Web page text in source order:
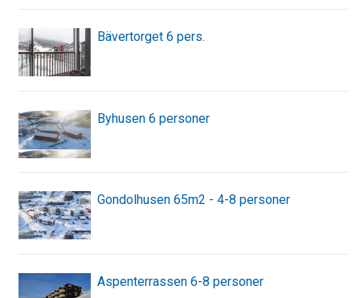
Bävertorget 6 pers.
Byhusen 6 personer
Gondolhusen 65m2 - 4-8 personer
Aspenterrassen 6-8 personer